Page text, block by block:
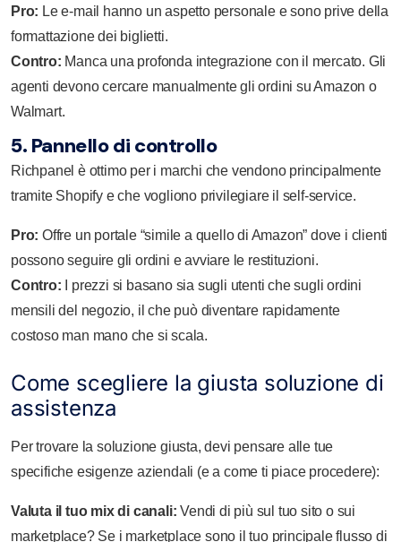
Pro: Le e-mail hanno un aspetto personale e sono prive della
formattazione dei biglietti.
Contro: Manca una profonda integrazione con il mercato. Gli
agenti devono cercare manualmente gli ordini su Amazon o
Walmart.
5. Pannello di controllo
Richpanel è ottimo per i marchi che vendono principalmente
tramite Shopify e che vogliono privilegiare il self-service.
Pro: Offre un portale “simile a quello di Amazon” dove i clienti
possono seguire gli ordini e avviare le restituzioni.
Contro: I prezzi si basano sia sugli utenti che sugli ordini
mensili del negozio, il che può diventare rapidamente
costoso man mano che si scala.
Come scegliere la giusta soluzione di
assistenza
Per trovare la soluzione giusta, devi pensare alle tue
specifiche esigenze aziendali (e a come ti piace procedere):
Valuta il tuo mix di canali: Vendi di più sul tuo sito o sui
marketplace? Se i marketplace sono il tuo principale flusso di